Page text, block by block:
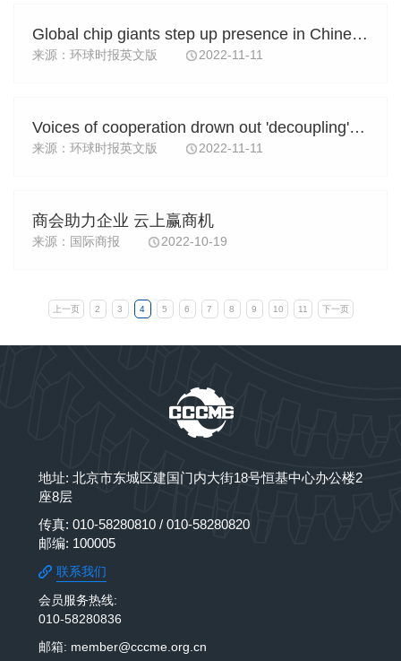
Global chip giants step up presence in Chinese market, defying US coercion
来源：环球时报英文版 2022-11-11
Voices of cooperation drown out 'decoupling' calls as $74b inked at Shanghai CIIE
来源：环球时报英文版 2022-11-11
商会助力企业 云上赢商机
来源：国际商报 2022-10-19
上一页 2 3 4 5 6 7 8 9 10 11 下一页
地址: 北京市东城区建国门内大街18号恒基中心办公楼2
座8层
传真: 010-58280810 / 010-58280820
邮编: 100005
联系我们
会员服务热线:
010-58280836
邮箱: member@cccme.org.cn